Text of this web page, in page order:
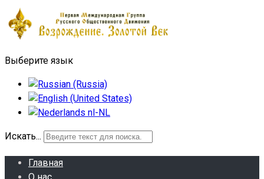
Выберите язык
Искать...
Главная